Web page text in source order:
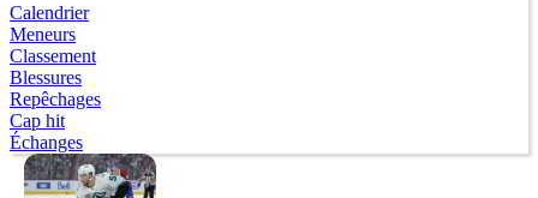
Calendrier
Meneurs
Classement
Blessures
Repêchages
Cap hit
Échanges